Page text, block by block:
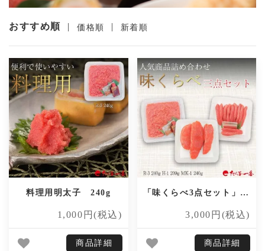
おすすめ順 | 価格順 | 新着順
料理用明太子 240g
1,000円(税込)
商品詳細
「味くらべ3点セット」3品セット689gのお買得商品！
3,000円(税込)
商品詳細